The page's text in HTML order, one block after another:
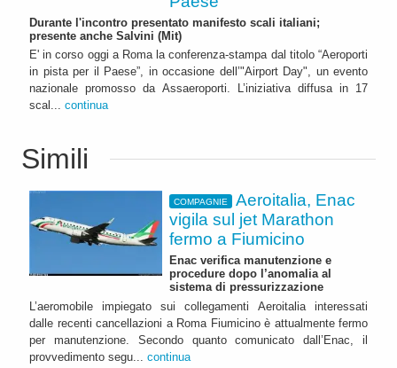
Durante l'incontro presentato manifesto scali italiani;
presente anche Salvini (Mit)
E' in corso oggi a Roma la conferenza-stampa dal titolo “Aeroporti
in pista per il Paese”, in occasione dell’"Airport Day", un evento
nazionale promosso da Assaeroporti. L’iniziativa diffusa in 17
scal... continua
Simili
COMPAGNIE
Aeroitalia, Enac
vigila sul jet Marathon
fermo a Fiumicino
Enac verifica manutenzione e
procedure dopo l’anomalia al
sistema di pressurizzazione
L’aeromobile impiegato sui collegamenti Aeroitalia interessati
dalle recenti cancellazioni a Roma Fiumicino è attualmente fermo
per manutenzione. Secondo quanto comunicato dall’Enac, il
provvedimento segu... continua